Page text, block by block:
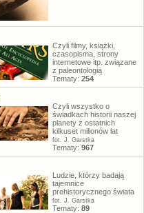
Czyli filmy, książki,
czasopisma, strony
internetowe itp. związane
z paleontologią
Tematy: 254
Czyli wszystko o
świadkach historii naszej
planety z ostatnich
kilkuset milionów lat
fot. J. Garstka
Tematy: 967
Ludzie, którzy badają
tajemnice
prehistorycznego świata
fot. J. Garstka
Tematy: 89